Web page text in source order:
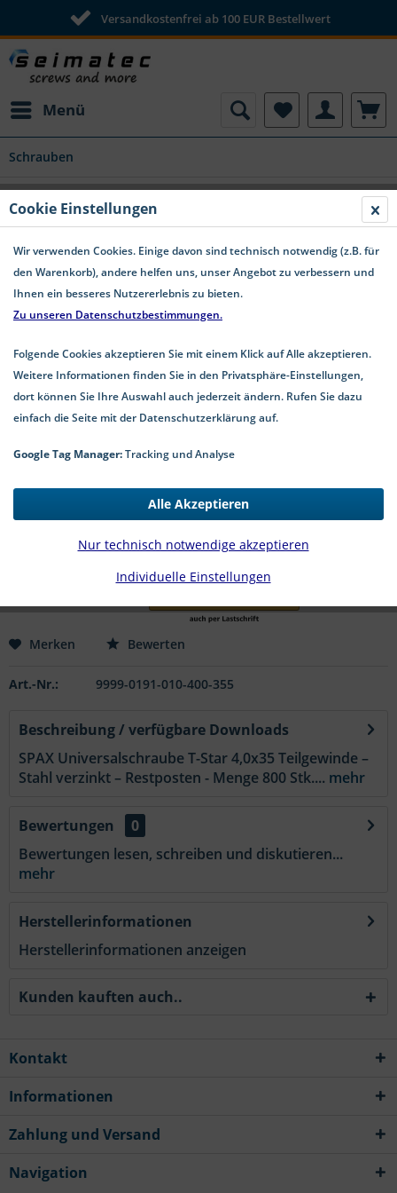
Versandkostenfrei ab 100 EUR Bestellwert
Menü
Schrauben
SPAX Universalschraube T-Star Stahl
verzinkt Senkkopf Restposten - 4,0x35
zzgl. Versandkosten
1-4 Werktage Lieferzeit
Merken Bewerten
Art.-Nr.: 9999-0191-010-400-355
Beschreibung / verfügbare Downloads
SPAX Universalschraube T-Star 4,0x35 Teilgewinde –
Stahl verzinkt – Restposten - Menge 800 Stk.... mehr
Bewertungen
0
Bewertungen lesen, schreiben und diskutieren...
mehr
Herstellerinformationen
Herstellerinformationen anzeigen
Kunden kauften auch..
Kontakt
Informationen
Zahlung und Versand
Navigation
Cookie Einstellungen
Wir verwenden Cookies. Einige davon sind technisch notwendig (z.B. für
den Warenkorb), andere helfen uns, unser Angebot zu verbessern und
Ihnen ein besseres Nutzererlebnis zu bieten.
Zu unseren Datenschutzbestimmungen.
Folgende Cookies akzeptieren Sie mit einem Klick auf Alle akzeptieren.
Weitere Informationen finden Sie in den Privatsphäre-Einstellungen,
dort können Sie Ihre Auswahl auch jederzeit ändern. Rufen Sie dazu
einfach die Seite mit der Datenschutzerklärung auf.
Google Tag Manager:Tracking und Analyse
Individuelle Einstellungen
Nur technisch notwendige akzeptieren
Alle Akzeptieren